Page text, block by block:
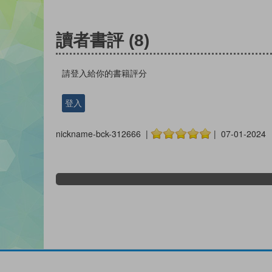
讀者書評 (8)
請登入給你的書籍評分
登入
nickname-bck-312666 | | 07-01-2024